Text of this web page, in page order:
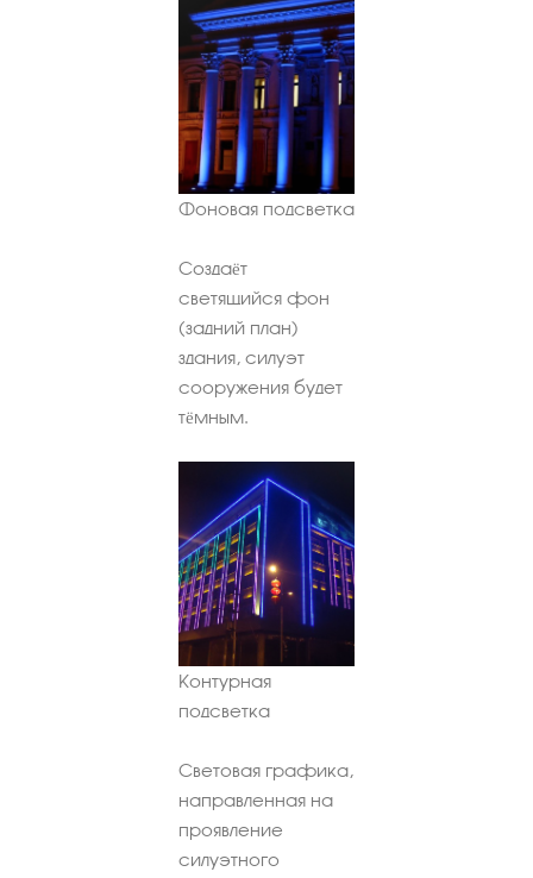
Фоновая подсветка
Создаёт
светящийся фон
(задний план)
здания, силуэт
сооружения будет
тёмным.
Контурная
подсветка
Световая графика,
направленная на
проявление
силуэтного